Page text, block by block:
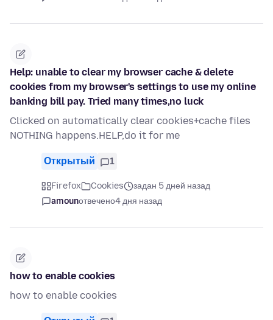
Help: unable to clear my browser cache & delete
cookies from my browser's settings to use my online
banking bill pay. Tried many times,no luck
Clicked on automatically clear cookies+cache files
NOTHING happens.HELP,do it for me
Открытый 1
Firefox Cookies
задан 5 дней назад
amounотвечено4 дня назад
how to enable cookies
how to enable cookies